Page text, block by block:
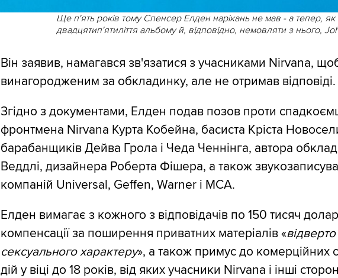
Ще п'ять років тому Спенсер Елден нарікань не мав - а тепер, як
двадцятип'ятиліття альбому й, відповідно, немовляти з нього,
Він заявив, намагався зв'язатися з учасниками Nirvana,
винагородженим за обкладинку, але не отримав відповіді.
Згідно з документами, Елден подав позов проти
фронтмена Nirvana Курта Кобейна, басиста Кріста
барабанщиків Дейва Грола і Чеда Ченнінга, автора
Веддлі, дизайнера Роберта Фішера, а також
компаній Universal, Geffen, Warner і MCA.
Елден вимагає з кожного з відповідачів по 150 тисяч
компенсації за поширення приватних матеріалів «відверто
сексуального характеру», а також примус до комерційних
дій у віці до 18 років, від яких учасники Nirvana і інші